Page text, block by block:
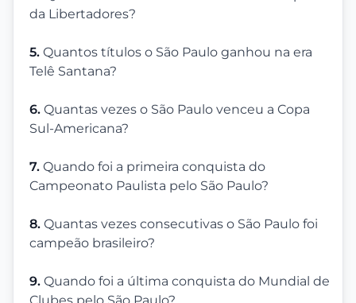
da Libertadores?
5. Quantos títulos o São Paulo ganhou na era
Telê Santana?
6. Quantas vezes o São Paulo venceu a Copa
Sul-Americana?
7. Quando foi a primeira conquista do
Campeonato Paulista pelo São Paulo?
8. Quantas vezes consecutivas o São Paulo foi
campeão brasileiro?
9. Quando foi a última conquista do Mundial de